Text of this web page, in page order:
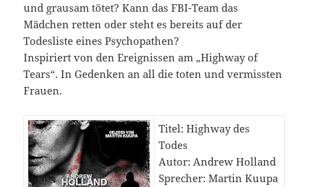
und grausam tötet? Kann das FBI-Team das
Mädchen retten oder steht es bereits auf der
Todesliste eines Psychopathen?
Inspiriert von den Ereignissen am „Highway of
Tears“. In Gedenken an all die toten und vermissten
Frauen.
Titel: Highway des
Todes
Autor: Andrew Holland
Sprecher: Martin Kuupa